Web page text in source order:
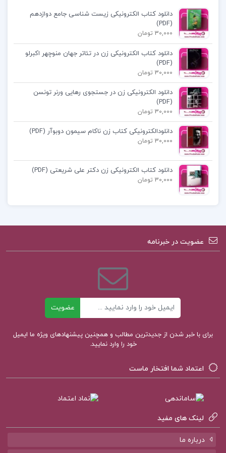
فهرست مطالب کتاب زیست شناسی سلولی،مولکولی
و مهندسی ژنتیک مجید مهدوی:
بخش اول: بیولوژی سلولی
بخش دوم: بیولوژی مولکولی
بخش سوم: مهندسی ژنتیک
دانلود کتاب زیست شناسی سلولی مولکولی مجید
مهدوی pdf
دانلود کتاب زیست سلولی مولکولی مهدوی
کتاب مبانی زیست مولکولی و مهندسی ژنتیک گیتی
امتیازی
دانلود رایگان کتاب سلولی مولکولی مریم خالصی
مبانی زیست مولکولی و مهندسی ژنتیک گیتی
امتیازی pdf
نژاد قمی
جزوه الکترونیکی سازمان حسابرسی و استاندارد
دانلود کتاب الکترونیکی زیست شناسی جامع دوازدهم
(PDF)
30,000 تومان
دانلود کتاب الکترونیکی زن در تئاتر جهان منوچهر اکبرلو
(PDF)
30,000 تومان
دانلود الکترونیکی زن در جستجوی رهایی ورنر تونسن
(PDF)
30,000 تومان
دانلودالکترونیکی کتاب زن ناکام سیمون دوبوآر (PDF)
30,000 تومان
دانلود کتاب الکترونیکی زن دکتر علی شریعتی (PDF)
30,000 تومان
عضویت در خبرنامه
عضویت
برای با خبر شدن از جدیدترین مطالب و همچنین پیشنهادهای ویژه ما ایمیل
خود را وارد نمایید.
اعتماد شما افتخار ماست
لینک های مفید
درباره ما